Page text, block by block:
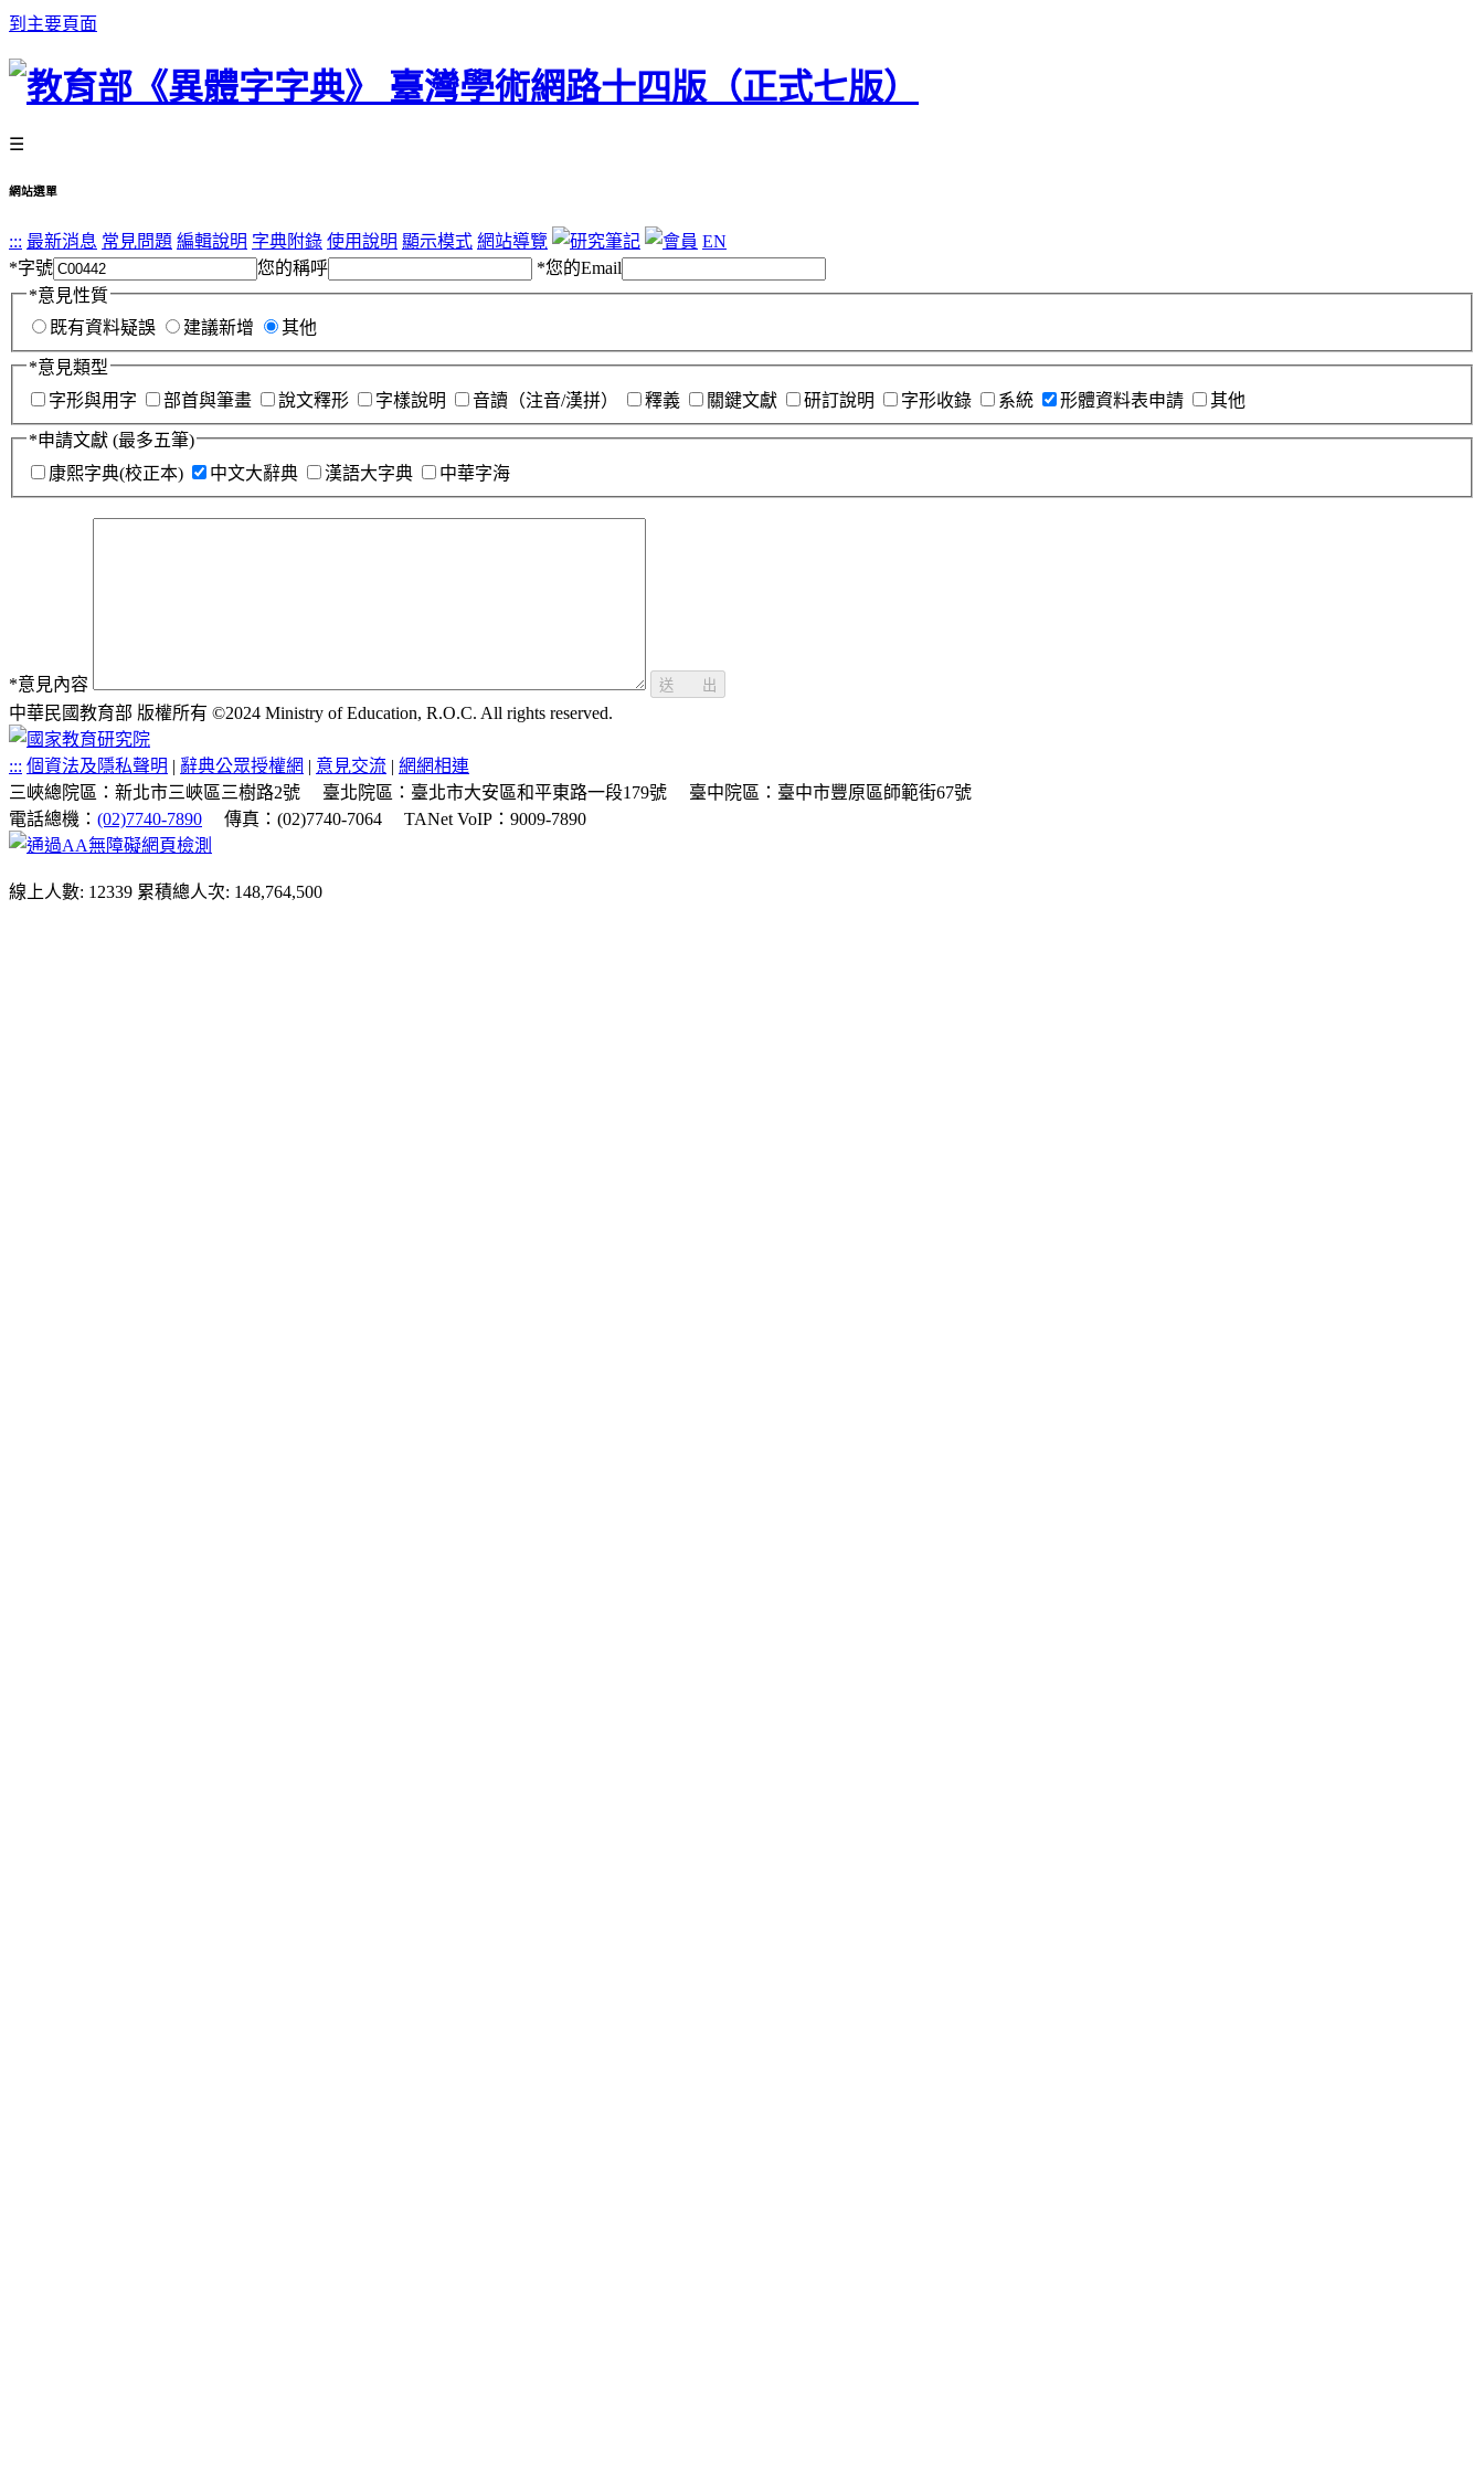
到主要頁面
☰
網站選單
::: 最新消息 常見問題 編輯說明 字典附錄 使用說明 顯示模式 網站導覽
EN
*字號 您的稱呼 *您的Email
*意見性質
既有資料疑誤
建議新增 其他
*意見類型
字形與用字
部首與筆畫 說文釋形 字樣說明 音讀（注音/漢拼） 釋義 關鍵文獻 研訂說明 字形收錄 系統 形體資料表申請 其他
*申請文獻 (最多五筆)
康熙字典(校正本)
中文大辭典 漢語大字典 中華字海
*意見內容 送 出
中華民國教育部 版權所有 ©2024 Ministry of Education, R.O.C. All rights reserved.
::: 個資法及隱私聲明 | 辭典公眾授權網 | 意見交流 | 網網相連
三峽總院區：新北市三峽區三樹路2號
臺北院區：臺北市大安區和平東路一段179號
臺中院區：臺中市豐原區師範街67號
電話總機： (02)7740-7890 傳真：(02)7740-7064 TANet VoIP：9009-7890
線上人數: 12339 累積總人次: 148,764,500